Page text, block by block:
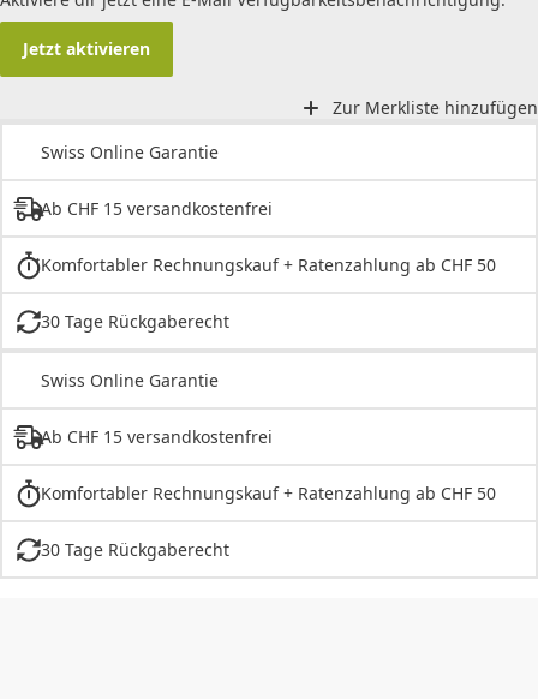
Jetzt aktivieren
Zur Merkliste hinzufügen
Swiss Online Garantie
Ab CHF 15 versandkostenfrei
Komfortabler Rechnungskauf + Ratenzahlung ab CHF 50
30 Tage Rückgaberecht
Swiss Online Garantie
Ab CHF 15 versandkostenfrei
Komfortabler Rechnungskauf + Ratenzahlung ab CHF 50
30 Tage Rückgaberecht